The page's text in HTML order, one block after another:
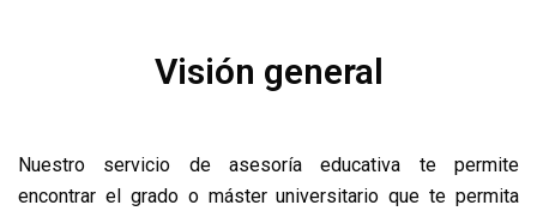
Visión general
Nuestro servicio de asesoría educativa te permite
encontrar el grado o máster universitario que te permita